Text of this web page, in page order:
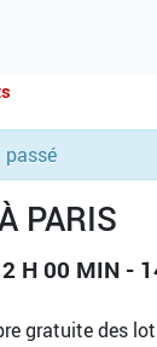
passé
PARIS
H 00 MIN -
gratuite des